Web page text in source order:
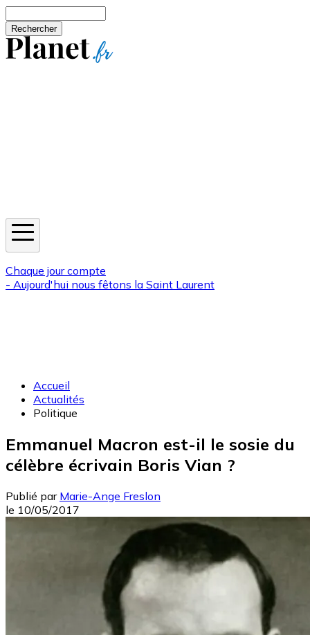
Chaque jour compte
- Aujourd'hui nous fêtons la Saint Laurent
Accueil
Actualités
Politique
Emmanuel Macron est-il le sosie du
célèbre écrivain Boris Vian ?
Publié par Marie-Ange Freslon
le 10/05/2017